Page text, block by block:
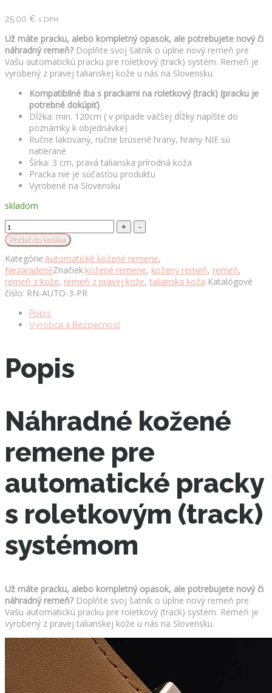
25.00 € s DPH
Už máte pracku, alebo kompletný opasok, ale potrebujete nový či
náhradný remeň?Doplňte svoj šatník o úplne nový remeň pre
Vašu automatickú pracku pre roletkový (track) systém. Remeň je
vyrobený z pravej talianskej kože u nás na Slovensku.
Kompatibilné iba s prackami na roletkový (track) (pracku je
potrebné dokúpiť)
Dĺžka: min. 120cm ( v prípade väčšej dĺžky napíšte do
poznámky k objednávke)
Ručne lakovaný, ručne brúsené hrany, hrany NIE sú
natierané
Šírka: 3 cm, pravá talianska prírodná koža
Pracka nie je súčasťou produktu
Vyrobené na Slovensku
skladom
Kožený
remeň
pre
opasky
s
automatickou
prackou,
3cm,
prírodný
Pridať do košíka
Kategórie:Automatické kožené remene,
NezaradenéZnačiek:kožené remene, kožený remeň, remeň,
remeň z kože, remeň z pravej kože, talianska koža Katalógové
číslo: RN-AUTO-3-PR
Popis
Výrobca a Bezpečnosť
Popis
Náhradné kožené
remene pre
automatické pracky
s roletkovým (track)
systémom
Už máte pracku, alebo kompletný opasok, ale potrebujete nový či
náhradný remeň?Doplňte svoj šatník o úplne nový remeň pre
Vašu automatickú pracku pre roletkový (track) systém. Remeň je
vyrobený z pravej talianskej kože u nás na Slovensku.